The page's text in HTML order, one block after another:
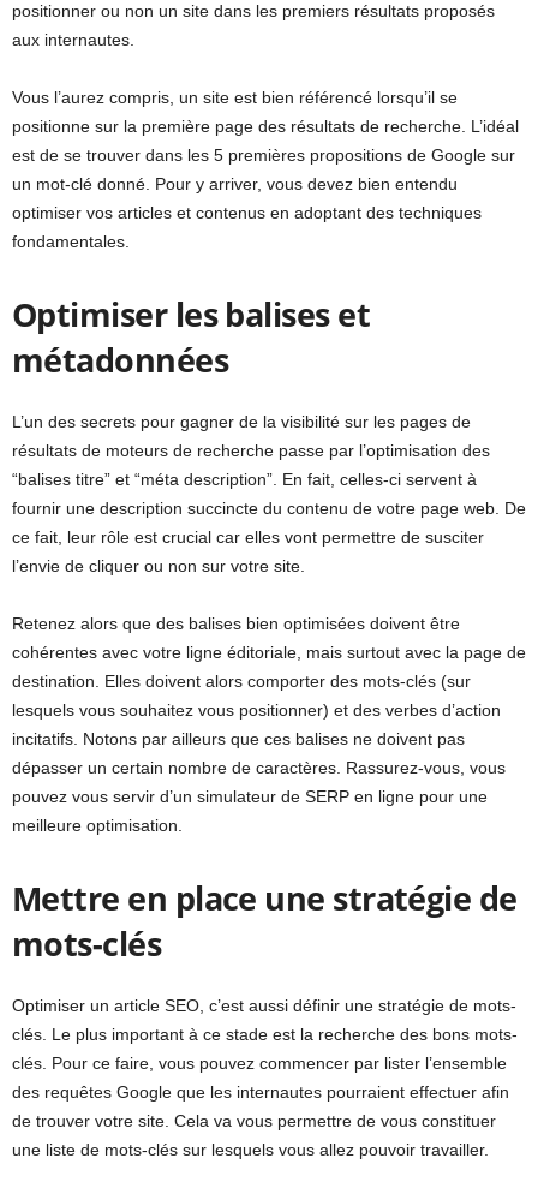
positionner ou non un site dans les premiers résultats proposés
aux internautes.
Vous l’aurez compris, un site est bien référencé lorsqu’il se
positionne sur la première page des résultats de recherche. L’idéal
est de se trouver dans les 5 premières propositions de Google sur
un mot-clé donné. Pour y arriver, vous devez bien entendu
optimiser vos articles et contenus en adoptant des techniques
fondamentales.
Optimiser les balises et
métadonnées
L’un des secrets pour gagner de la visibilité sur les pages de
résultats de moteurs de recherche passe par l’optimisation des
“balises titre” et “méta description”. En fait, celles-ci servent à
fournir une description succincte du contenu de votre page web. De
ce fait, leur rôle est crucial car elles vont permettre de susciter
l’envie de cliquer ou non sur votre site.
Retenez alors que des balises bien optimisées doivent être
cohérentes avec votre ligne éditoriale, mais surtout avec la page de
destination. Elles doivent alors comporter des mots-clés (sur
lesquels vous souhaitez vous positionner) et des verbes d’action
incitatifs. Notons par ailleurs que ces balises ne doivent pas
dépasser un certain nombre de caractères. Rassurez-vous, vous
pouvez vous servir d’un simulateur de SERP en ligne pour une
meilleure optimisation.
Mettre en place une stratégie de
mots-clés
Optimiser un article SEO, c’est aussi définir une stratégie de mots-
clés. Le plus important à ce stade est la recherche des bons mots-
clés. Pour ce faire, vous pouvez commencer par lister l’ensemble
des requêtes Google que les internautes pourraient effectuer afin
de trouver votre site. Cela va vous permettre de vous constituer
une liste de mots-clés sur lesquels vous allez pouvoir travailler.